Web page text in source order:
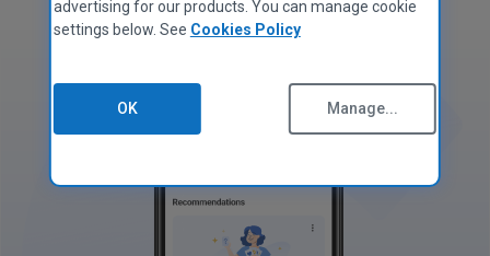
advertising for our products. You can manage cookie
settings below. See Cookies Policy
OK Manage...